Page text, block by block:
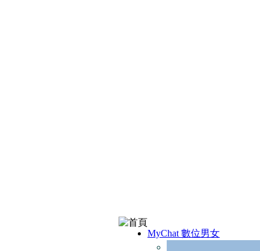
MyChat 數位男女